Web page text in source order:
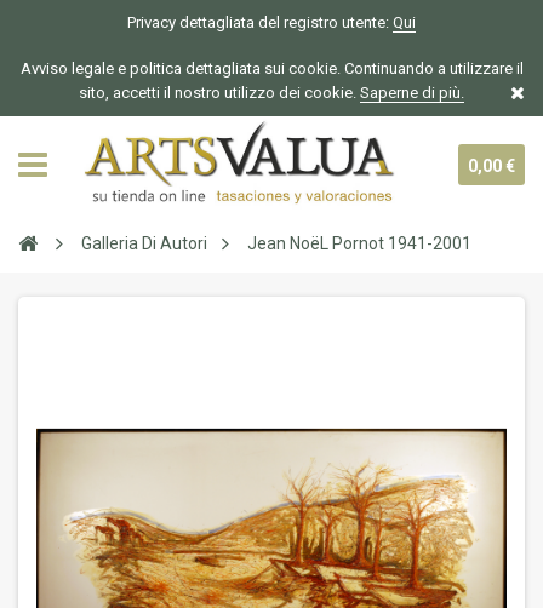
Privacy dettagliata del registro utente: Qui
Avviso legale e politica dettagliata sui cookie. Continuando a utilizzare il
sito, accetti il nostro utilizzo dei cookie. Saperne di più.
0,00 €
Galleria Di Autori Jean NoëL Pornot 1941-2001